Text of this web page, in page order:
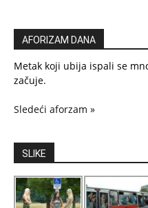
AFORIZAM DANA
Metak koji ubija ispali se
začuje.
Sledeći aforzam »
SLIKE